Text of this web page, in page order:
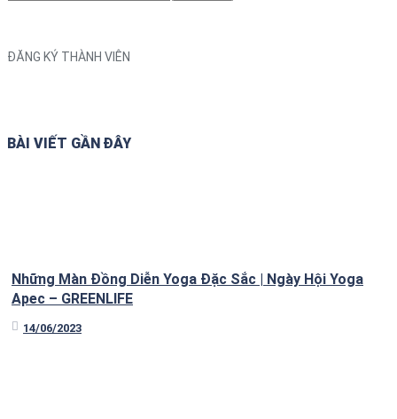
ĐĂNG KÝ THÀNH VIÊN
BÀI VIẾT GẦN ĐÂY
Những Màn Đồng Diễn Yoga Đặc Sắc | Ngày Hội Yoga
Apec – GREENLIFE
14/06/2023